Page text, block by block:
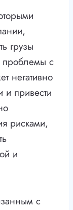
грузы
проблемы с
негативно
и привести
рисками,
и
с